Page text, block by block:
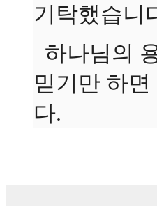
기탁했습니
하나님의
믿기만 하
다.